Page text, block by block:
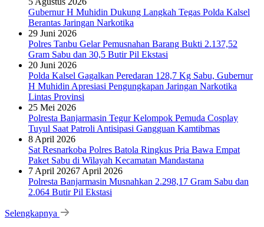
Gubernur H Muhidin Dukung Langkah Tegas Polda Kalsel
Berantas Jaringan Narkotika
29 Juni 2026
Polres Tanbu Gelar Pemusnahan Barang Bukti 2.137,52
Gram Sabu dan 30,5 Butir Pil Ekstasi
20 Juni 2026
Polda Kalsel Gagalkan Peredaran 128,7 Kg Sabu, Gubernur
H Muhidin Apresiasi Pengungkapan Jaringan Narkotika
Lintas Provinsi
25 Mei 2026
Polresta Banjarmasin Tegur Kelompok Pemuda Cosplay
Tuyul Saat Patroli Antisipasi Gangguan Kamtibmas
8 April 2026
Sat Resnarkoba Polres Batola Ringkus Pria Bawa Empat
Paket Sabu di Wilayah Kecamatan Mandastana
7 April 20267 April 2026
Polresta Banjarmasin Musnahkan 2.298,17 Gram Sabu dan
2.064 Butir Pil Ekstasi
Selengkapnya